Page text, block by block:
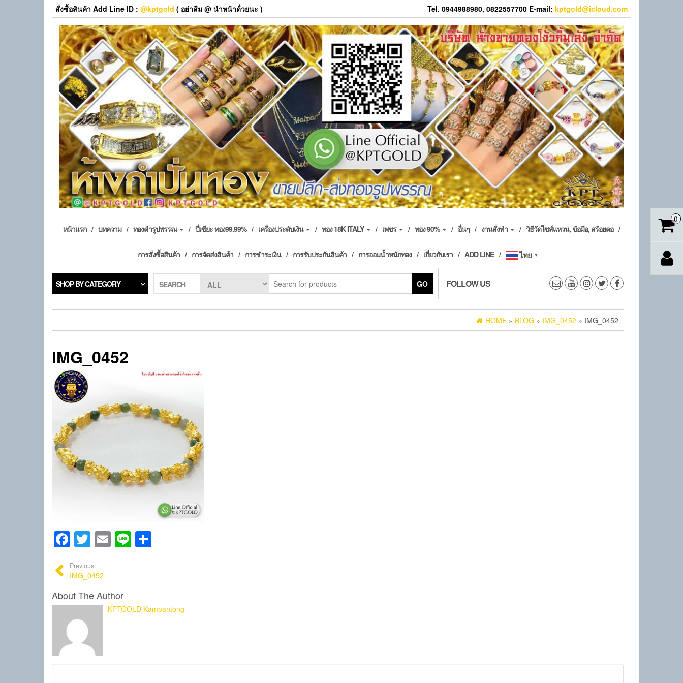
สั่งซื้อสินค้า Add Line ID : @kptgold ( อย่าลืม @ นำหน้าด้่วยนะ ) Tel. 0944988980, 0822557700 E-mail: kptgold@icloud.com
หน้าแรก บทความ ทองคำรูปพรรณ ปี่เซียะ ทอง99.99% เครื่องประดับเงิน ทอง 18K ITALY เพชร ทอง 90% อื่นๆ งานสั่งทำ วิธีวัดไซส์แหวน, ข้อมือ, สร้อยคอ
การสั่งซื้อสินค้า การจัดส่งสินค้า การชำระเงิน การรับประกันสินค้า การออมน้ำหนักทอง เกี่ยวกับเรา ADD LINE ไทย ▼
SHOP BY CATEGORY SEARCH GO FOLLOW US
HOME » BLOG » IMG_0452 » IMG_0452
IMG_0452
Facebook
Twitter
Email
Line
Previous:
IMG_0452
About The Author
KPTGOLD Kampantong
0